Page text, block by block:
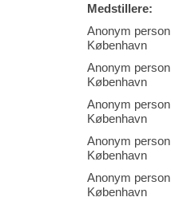
Medstillere:
Anonym person
København
Anonym person
København
Anonym person
København
Anonym person
København
Anonym person
København